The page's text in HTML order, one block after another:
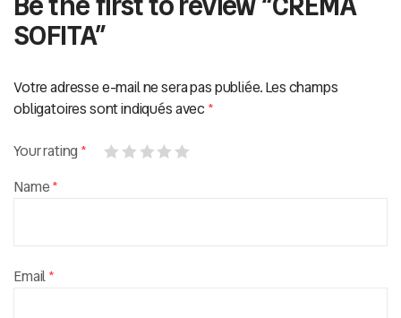
SOFITA”
Votre adresse e-mail ne sera pas publiée.Les champs
obligatoires sont indiqués avec *
Your rating *
Name*
Email*